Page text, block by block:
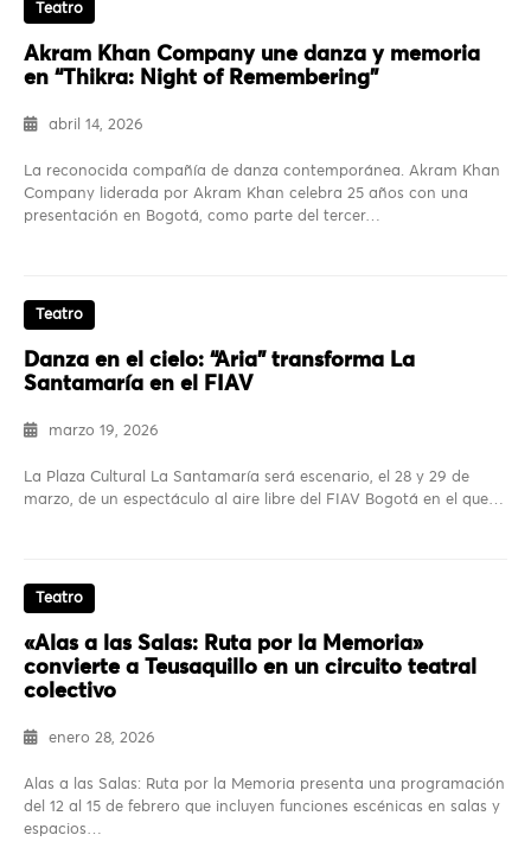
Teatro
Akram Khan Company une danza y memoria
en “Thikra: Night of Remembering”
abril 14, 2026
La reconocida compañía de danza contemporánea. Akram Khan
Company liderada por Akram Khan celebra 25 años con una
presentación en Bogotá, como parte del tercer…
Teatro
Danza en el cielo: “Aria” transforma La
Santamaría en el FIAV
marzo 19, 2026
La Plaza Cultural La Santamaría será escenario, el 28 y 29 de
marzo, de un espectáculo al aire libre del FIAV Bogotá en el que…
Teatro
«Alas a las Salas: Ruta por la Memoria»
convierte a Teusaquillo en un circuito teatral
colectivo
enero 28, 2026
Alas a las Salas: Ruta por la Memoria presenta una programación
del 12 al 15 de febrero que incluyen funciones escénicas en salas y
espacios…